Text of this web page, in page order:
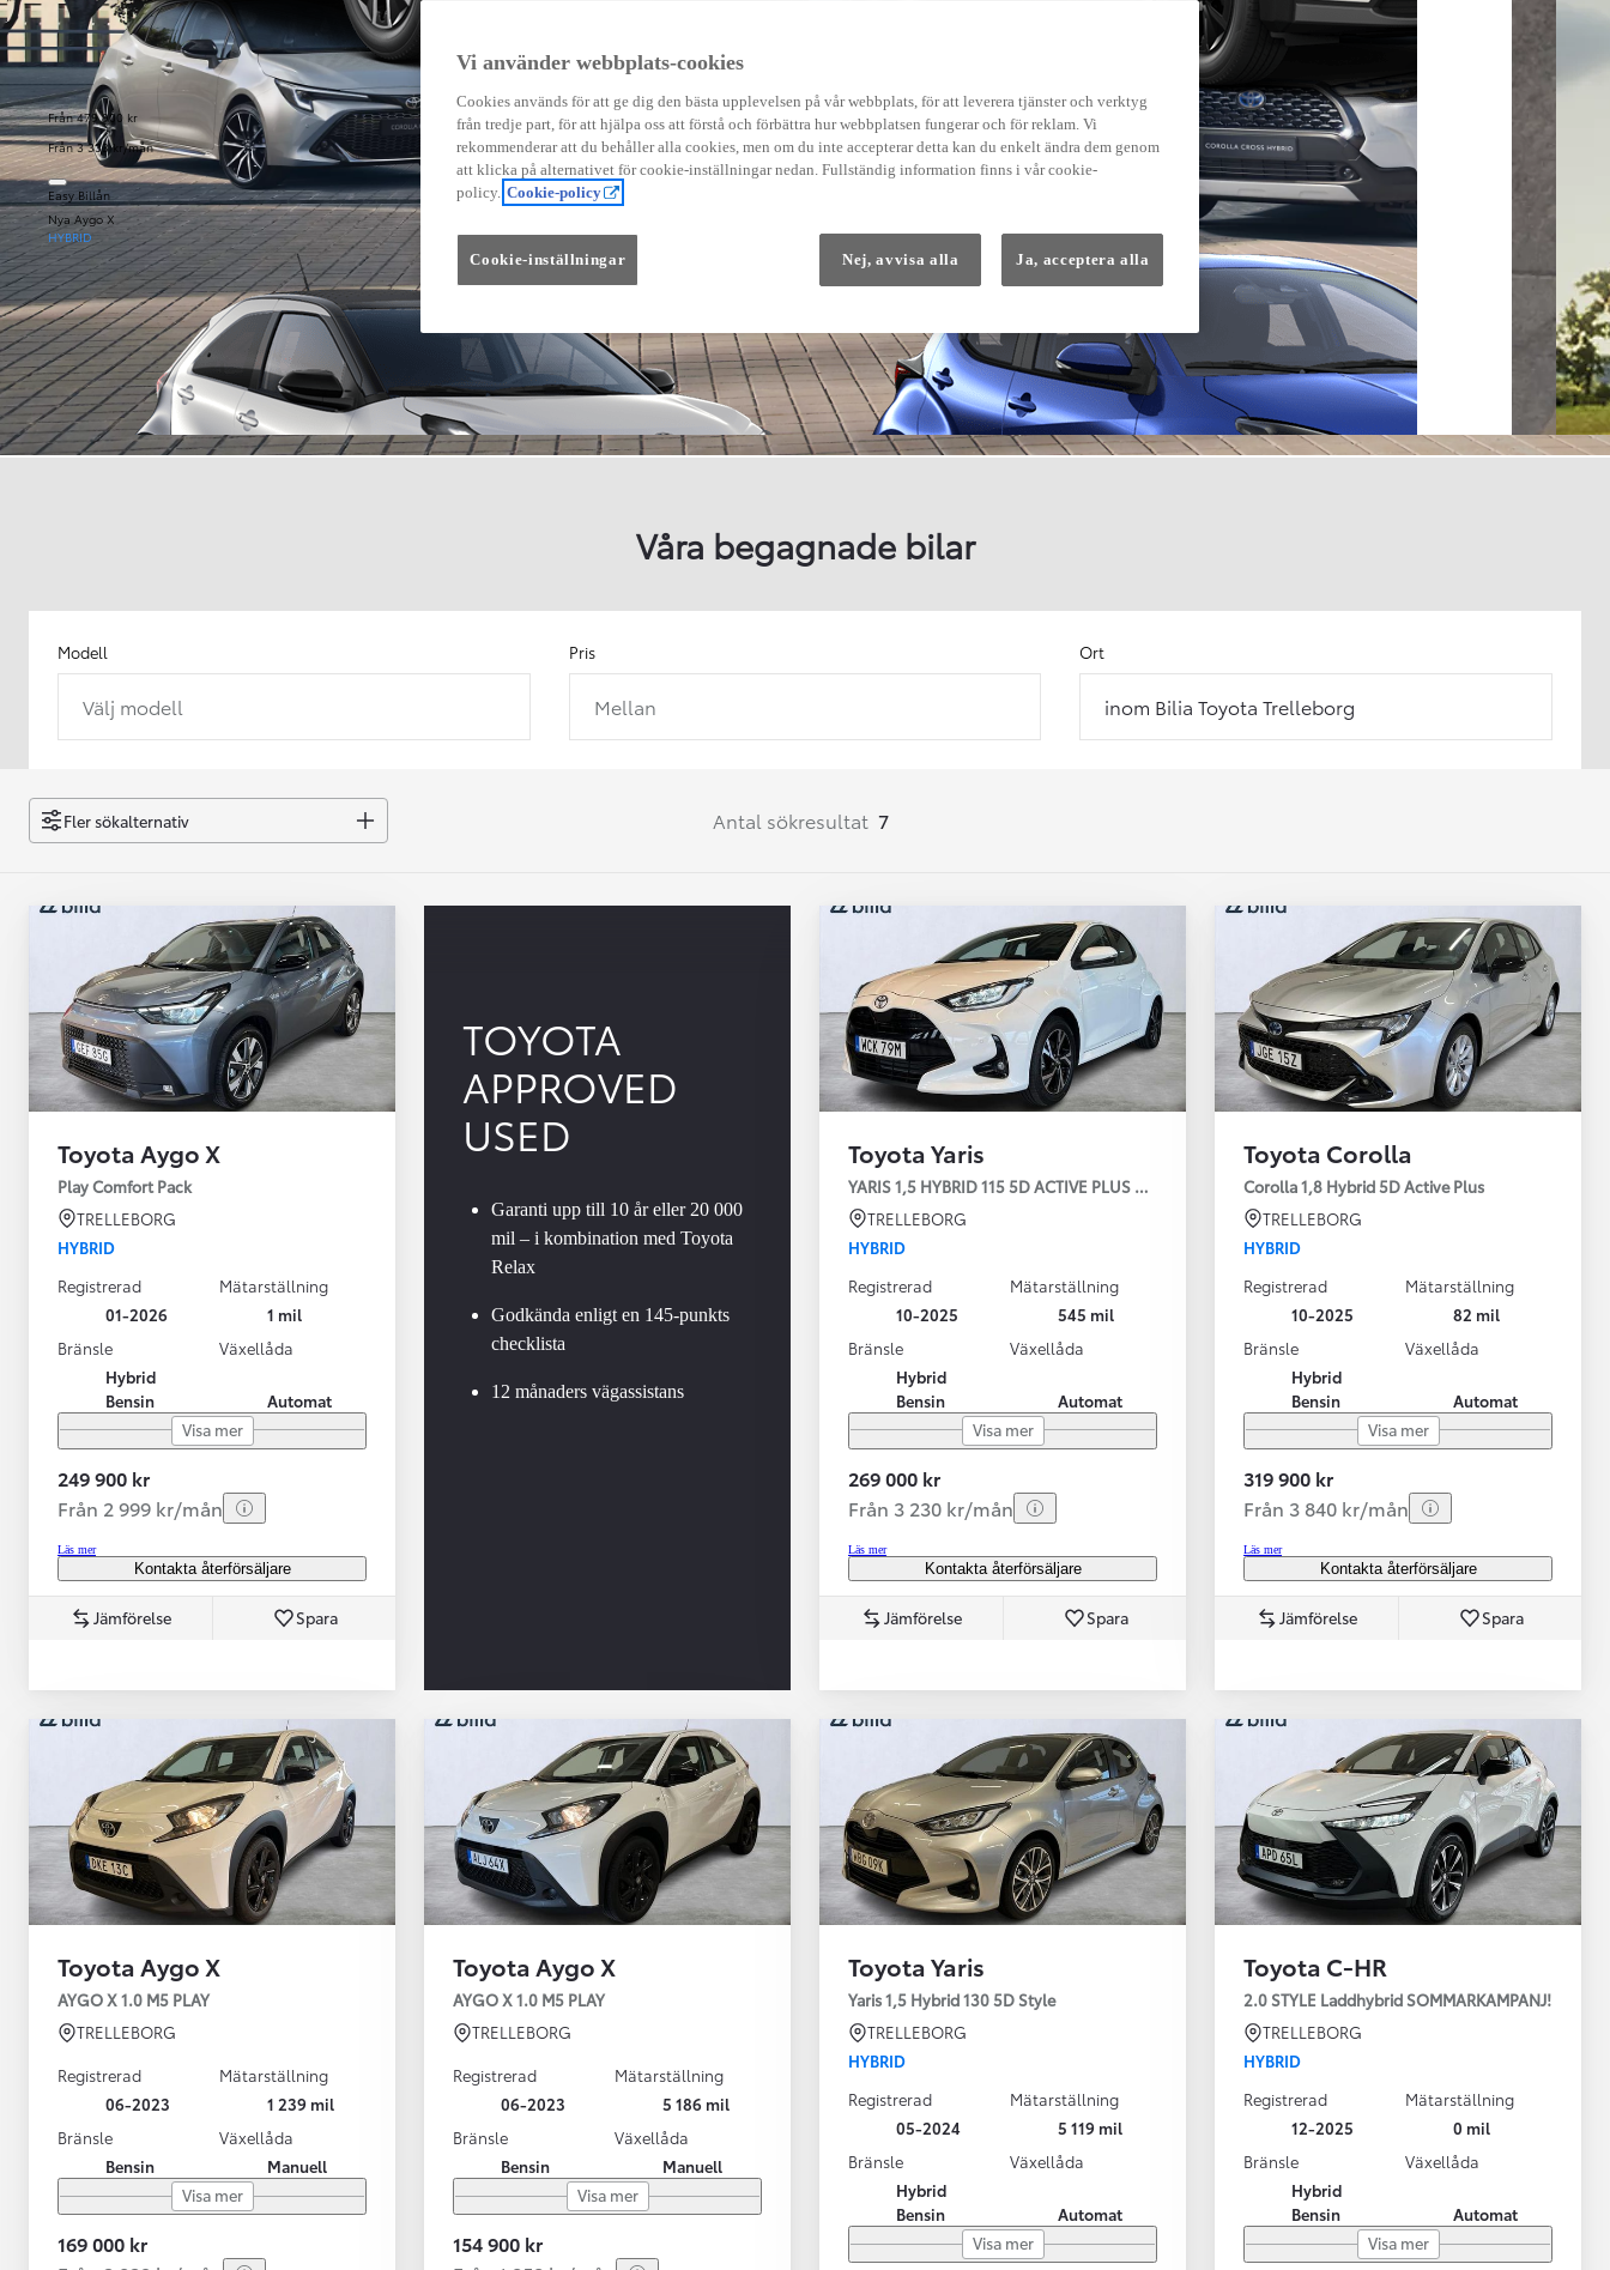
Från 479 900 kr
Från 3 333 kr/mån
Easy Billån
Från 569 900 kr
Från 3 958 kr/mån
Nya Aygo X
HYBRID
Från 238 900 kr
Easy Billån
HYBRID
GR Yaris
BENSIN
Från 599 900 kr
Corolla
HYBRID
Från 324 900 kr
Från 3 194 kr/mån
Nya Corolla Cross
Från 360 900 kr
Från 3 548 kr/mån
Easy Billån
Toyota C-HR
HYBRID & LADDHYBRID
Från 350 900 kr
Från 3 450 kr/mån
Easy Billån
Toyota GR Supra
BENSIN
Nya GR GT
The soul lives on
Vi har Sveriges mest nöjda
Toyota
När varje jobb
Våra begagnade bilar
Modell
Välj modell
Pris
Mellan
Ort
inom Bilia Toyota Trelleborg
Fler sökalternativ Antal sökresultat 7
Toyota Aygo X
Play Comfort Pack
TRELLEBORG
HYBRID
Registrerad
01-2026
Mätarställning
1 mil
Bränsle
Hybrid
Bensin
Växellåda
Automat
Visa mer
249 900 kr
Från 2 999 kr/mån
Läs mer
Kontakta återförsäljare
Jämförelse Spara
TOYOTA
APPROVED
USED
Garanti upp till 10 år eller 20 000
mil – i kombination med Toyota
Relax
Godkända enligt en 145-punkts
checklista
12 månaders vägassistans
Toyota Yaris
YARIS 1,5 HYBRID 115 5D ACTIVE PLUS SÄKERHETSPAKE
TRELLEBORG
HYBRID
Registrerad
10-2025
Mätarställning
545 mil
Bränsle
Hybrid
Bensin
Växellåda
Automat
Visa mer
269 000 kr
Från 3 230 kr/mån
Läs mer
Kontakta återförsäljare
Jämförelse Spara
Toyota Corolla
Corolla 1,8 Hybrid 5D Active Plus
TRELLEBORG
HYBRID
Registrerad
10-2025
Mätarställning
82 mil
Bränsle
Hybrid
Bensin
Växellåda
Automat
Visa mer
319 900 kr
Från 3 840 kr/mån
Läs mer
Kontakta återförsäljare
Jämförelse Spara
Toyota Aygo X
AYGO X 1.0 M5 PLAY
TRELLEBORG
Registrerad
06-2023
Mätarställning
1 239 mil
Bränsle
Bensin
Växellåda
Manuell
Visa mer
169 000 kr
Toyota Aygo X
AYGO X 1.0 M5 PLAY
TRELLEBORG
Registrerad
06-2023
Mätarställning
5 186 mil
Bränsle
Bensin
Växellåda
Manuell
Visa mer
154 900 kr
Toyota Yaris
Yaris 1,5 Hybrid 130 5D Style
TRELLEBORG
HYBRID
Registrerad
05-2024
Mätarställning
5 119 mil
Bränsle
Hybrid
Bensin
Växellåda
Automat
Visa mer
Toyota C-HR
2.0 STYLE Laddhybrid SOMMARKAMPANJ!
TRELLEBORG
HYBRID
Registrerad
12-2025
Mätarställning
0 mil
Bränsle
Hybrid
Bensin
Växellåda
Automat
Visa mer
Vi använder webbplats-cookies
Cookies används för att ge dig den bästa upplevelsen på vår webbplats, för att leverera tjänster och verktyg
från tredje part, för att hjälpa oss att förstå och förbättra hur webbplatsen fungerar och för reklam. Vi
rekommenderar att du behåller alla cookies, men om du inte accepterar detta kan du enkelt ändra dem genom
att klicka på alternativet för cookie-inställningar nedan. Fullständig information finns i vår cookie-
policy. Cookie-policy
Cookie-inställningar Nej, avvisa alla Ja, acceptera alla